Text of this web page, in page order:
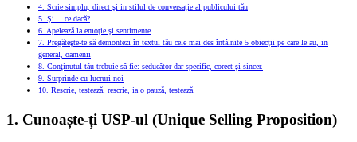
4. Scrie simplu, direct şi in stilul de conversaţie al publicului tău
5. Şi… ce dacă?
6. Apelează la emoţie şi sentimente
7. Pregăteşte-te să demontezi în textul tău cele mai des întâlnite 5 obiecţii pe care le au, in
general, oamenii
8. Conţinutul tău trebuie să fie: seducător dar specific, corect şi sincer.
9. Surprinde cu lucruri noi
10. Rescrie, testează, rescrie, ia o pauză, testează.
1. Cunoaște-ți USP-ul (Unique Selling Proposition)